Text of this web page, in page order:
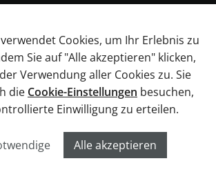
Impressum
AGB
Datenschutz
Widerrufsbelehrung
über Barrierefreiheitsanforderungen
Cookies, um Ihr Erlebnis zu
Sie auf "Alle akzeptieren" klicken,
Verwendung aller Cookies zu. Sie
die Cookie-Einstellungen besuchen,
Einwilligung zu erteilen.
Alle akzeptieren